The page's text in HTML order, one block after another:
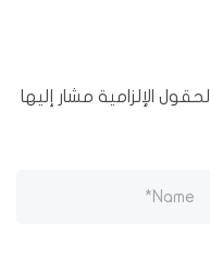
الحقول الإلزامية مشار إليها